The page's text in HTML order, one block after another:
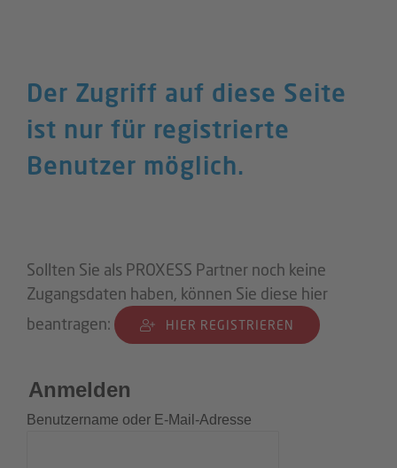
Der Zugriff auf diese Seite
ist nur für registrierte
Benutzer möglich.
Sollten Sie als PROXESS Partner noch keine
Zugangsdaten haben, können Sie diese hier
beantragen:
HIER REGISTRIEREN
Anmelden
Benutzername oder E-Mail-Adresse